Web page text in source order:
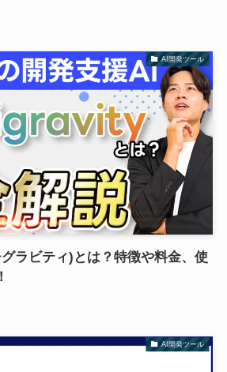
AI開発ツール
ラビティ)とは？特徴や料金、使
AI開発ツール